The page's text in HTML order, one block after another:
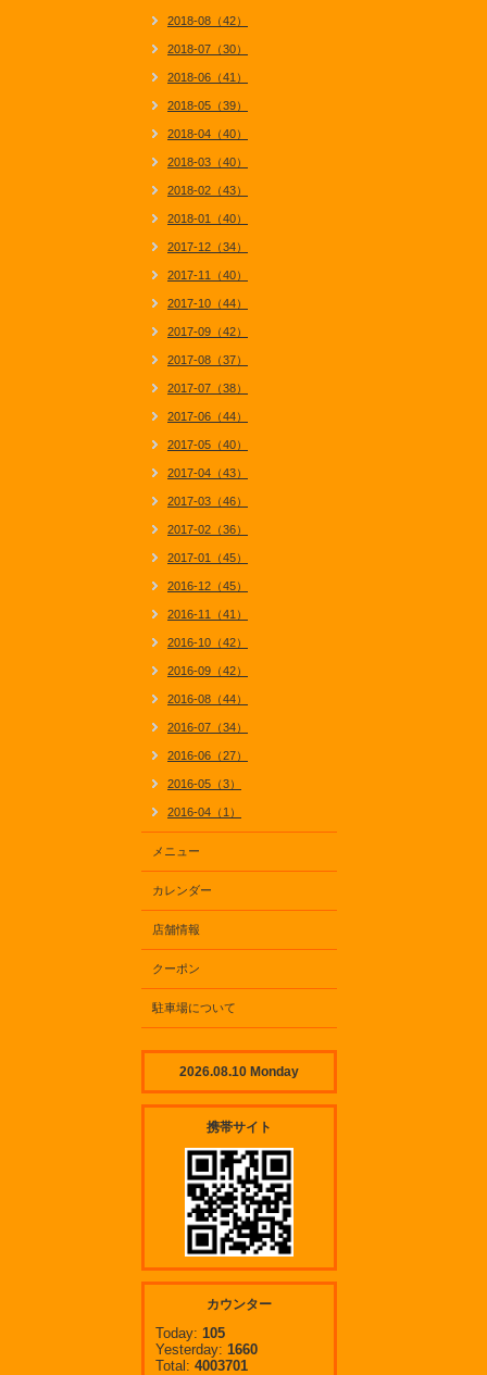
2018-08（42）
2018-07（30）
2018-06（41）
2018-05（39）
2018-04（40）
2018-03（40）
2018-02（43）
2018-01（40）
2017-12（34）
2017-11（40）
2017-10（44）
2017-09（42）
2017-08（37）
2017-07（38）
2017-06（44）
2017-05（40）
2017-04（43）
2017-03（46）
2017-02（36）
2017-01（45）
2016-12（45）
2016-11（41）
2016-10（42）
2016-09（42）
2016-08（44）
2016-07（34）
2016-06（27）
2016-05（3）
2016-04（1）
メニュー
カレンダー
店舗情報
クーポン
駐車場について
2026.08.10 Monday
携帯サイト
カウンター
Today: 105
Yesterday: 1660
Total: 4003701